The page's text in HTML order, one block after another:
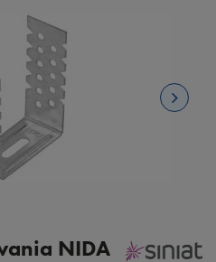
NIDA